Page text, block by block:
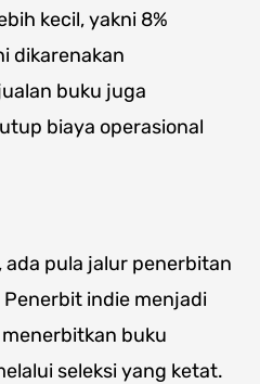
kecil, yakni 8%
dikarenakan
buku juga
biaya operasional
ada pula jalur penerbitan
indie menjadi
buku
seleksi yang ketat.